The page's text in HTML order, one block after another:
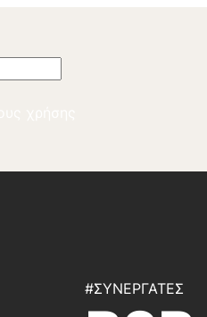
#ΣΥΝΕΡΓΆΤΕΣ